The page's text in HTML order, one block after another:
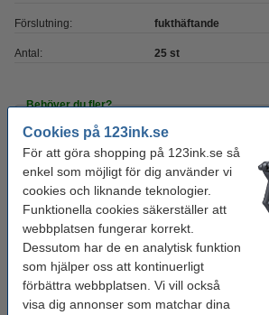
Cookies på 123ink.se
För att göra shopping på 123ink.se så
enkel som möjligt för dig använder vi
cookies och liknande teknologier.
Funktionella cookies säkerställer att
webbplatsen fungerar korrekt.
Dessutom har de en analytisk funktion
som hjälper oss att kontinuerligt
förbättra webbplatsen. Vi vill också
visa dig annonser som matchar dina
Förslutning: fukthäftande
Antal: 25 st
Behöver du fler?
280 kr
Glöm inte att beställa!
Brevöppnare plast | 123ink
Brevvåg 5kg | 123ink | svart